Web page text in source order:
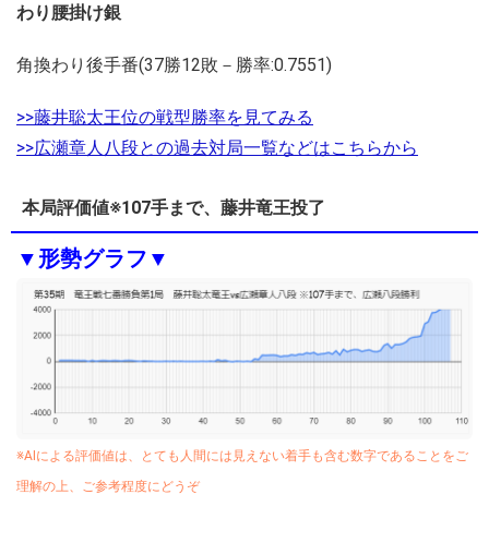
わり腰掛け銀
角換わり後手番(37勝12敗－勝率:0.7551)
>>藤井聡太王位の戦型勝率を見てみる
>>広瀬章人八段との過去対局一覧などはこちらから
本局評価値※107手まで、藤井竜王投了
▼形勢グラフ▼
※AIによる評価値は、とても人間には見えない着手も含む数字であることをご
理解の上、ご参考程度にどうぞ